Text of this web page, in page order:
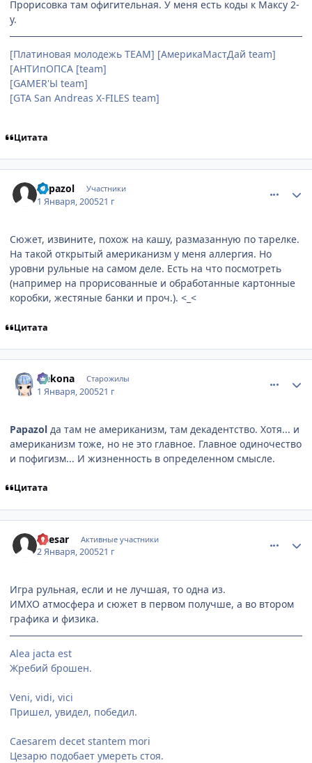
Прорисовка там офигительная. У меня есть коды к Максу 2-
у.
[Платиновая молодежь TEAM] [АмерикаМастДай team]
[АНТИпОПСА [team]
[GAMER'Ы team]
[GTA San Andreas X-FILES team]
Цитата
Papazol Участники
1 Января, 200521 г
Сюжет, извините, похож на кашу, размазанную по тарелке.
На такой открытый американизм у меня аллергия. Но
уровни рульные на самом деле. Есть на что посмотреть
(например на прорисованные и обработанные картонные
коробки, жестяные банки и проч.). <_<
Цитата
Nekona Старожилы
1 Января, 200521 г
Papazol да там не американизм, там декадентство. Хотя... и
американизм тоже, но не это главное. Главное одиночество
и пофигизм... И жизненность в определенном смысле.
Цитата
Caesar Активные участники
2 Января, 200521 г
Игра рульная, если и не лучшая, то одна из.
ИМХО атмосфера и сюжет в первом получше, а во втором
графика и физика.
Alea jacta est
Жребий брошен.
Veni, vidi, vici
Пришел, увидел, победил.
Caesarem decet stantem mori
Цезарю подобает умереть стоя.